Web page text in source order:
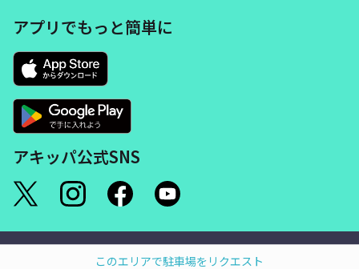
このエリアで駐車場をリクエスト
アプリでもっと簡単に
アキッパ公式SNS
©akippa Inc. All Rights Reserved.